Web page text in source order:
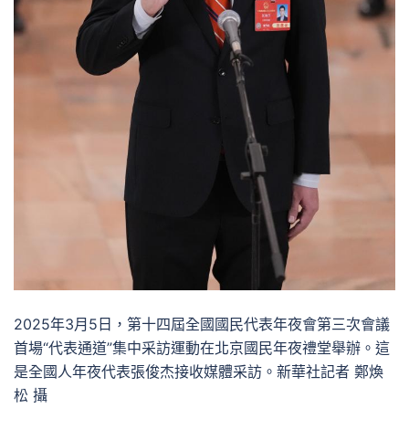
2025年3月5日，第十四屆全國國民代表年夜會第三次會議
首場“代表通道”集中采訪運動在北京國民年夜禮堂舉辦。這
是全國人年夜代表張俊杰接收媒體采訪。新華社記者 鄭煥
松 攝